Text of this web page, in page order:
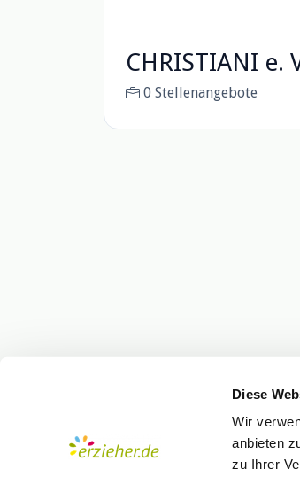
Diese
Wir
anbieten
zu Ihrer
CHRISTIANI e.
0 Stellenangebote